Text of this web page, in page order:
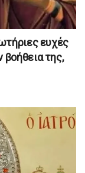
ευχές
βοήθεια της,